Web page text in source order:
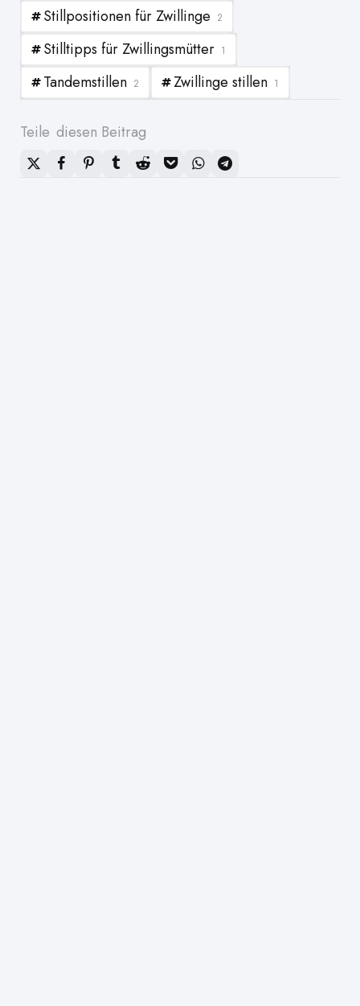
Stillpositionen für Zwillinge 2
Stilltipps für Zwillingsmütter 1
Tandemstillen 2 Zwillinge stillen 1
Teile diesen Beitrag